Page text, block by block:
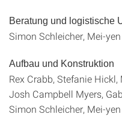
Beratung und logistische
Simon Schleicher,
Aufbau und Konstruktion
Rex Crabb, Stefanie
Josh Campbell Myers,
Simon Schleicher,